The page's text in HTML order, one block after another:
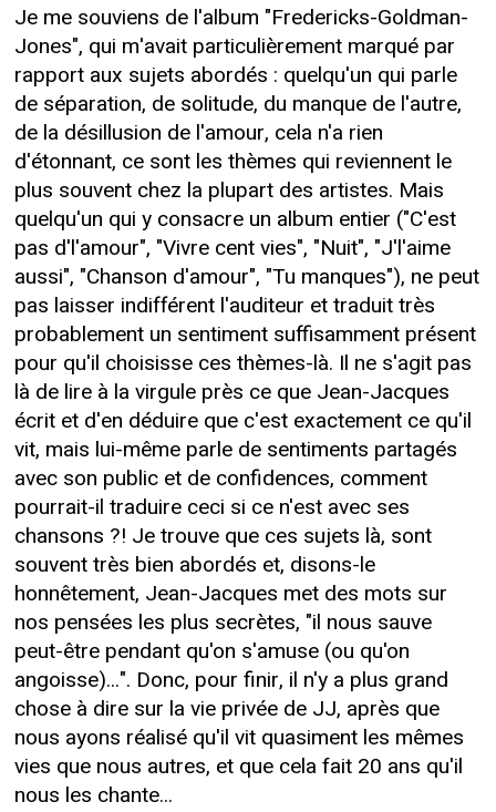
Je me souviens de l'album "Fredericks-Goldman-
Jones", qui m'avait particulièrement marqué par
rapport aux sujets abordés : quelqu'un qui parle
de séparation, de solitude, du manque de l'autre,
de la désillusion de l'amour, cela n'a rien
d'étonnant, ce sont les thèmes qui reviennent le
plus souvent chez la plupart des artistes. Mais
quelqu'un qui y consacre un album entier ("C'est
pas d'l'amour", "Vivre cent vies", "Nuit", "J'l'aime
aussi", "Chanson d'amour", "Tu manques"), ne peut
pas laisser indifférent l'auditeur et traduit très
probablement un sentiment suffisamment présent
pour qu'il choisisse ces thèmes-là. Il ne s'agit pas
là de lire à la virgule près ce que Jean-Jacques
écrit et d'en déduire que c'est exactement ce qu'il
vit, mais lui-même parle de sentiments partagés
avec son public et de confidences, comment
pourrait-il traduire ceci si ce n'est avec ses
chansons ?! Je trouve que ces sujets là, sont
souvent très bien abordés et, disons-le
honnêtement, Jean-Jacques met des mots sur
nos pensées les plus secrètes, "il nous sauve
peut-être pendant qu'on s'amuse (ou qu'on
angoisse)...". Donc, pour finir, il n'y a plus grand
chose à dire sur la vie privée de JJ, après que
nous ayons réalisé qu'il vit quasiment les mêmes
vies que nous autres, et que cela fait 20 ans qu'il
nous les chante...